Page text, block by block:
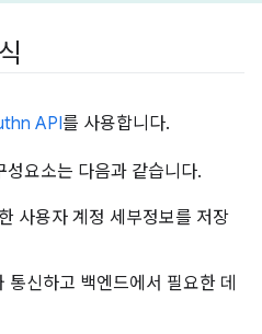
API를 사용합니다.
요소는 다음과 같습니다.
사용자 계정 세부정보를 저장
통신하고 백엔드에서 필요한 데